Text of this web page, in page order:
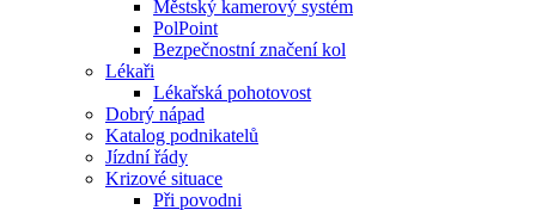
Městský kamerový systém
PolPoint
Bezpečnostní značení kol
Lékaři
Lékařská pohotovost
Dobrý nápad
Katalog podnikatelů
Jízdní řády
Krizové situace
Při povodni